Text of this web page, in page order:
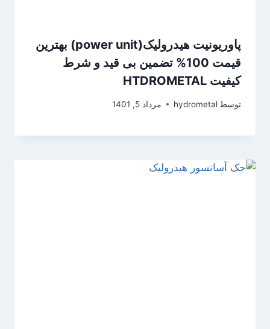
پاوریونیت هیدرولیک(power unit) بهترین
قیمت 100% تضمین بی قید و شرط
کیفیت HTDROMETAL
توسط hydrometal مرداد 5, 1401